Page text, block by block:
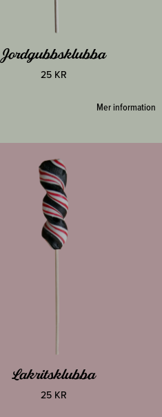
Jordgubbsklubba
25 KR
Mer information
Lakritsklubba
25 KR